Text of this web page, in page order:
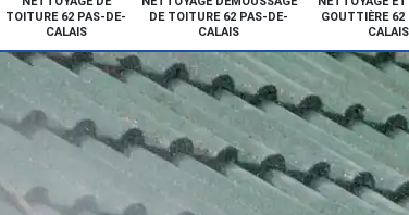
TOITURE 62 PAS-DE-
CALAIS
DE TOITURE 62 PAS-DE-
CALAIS
GOUTTIÈRE 62
CALAIS